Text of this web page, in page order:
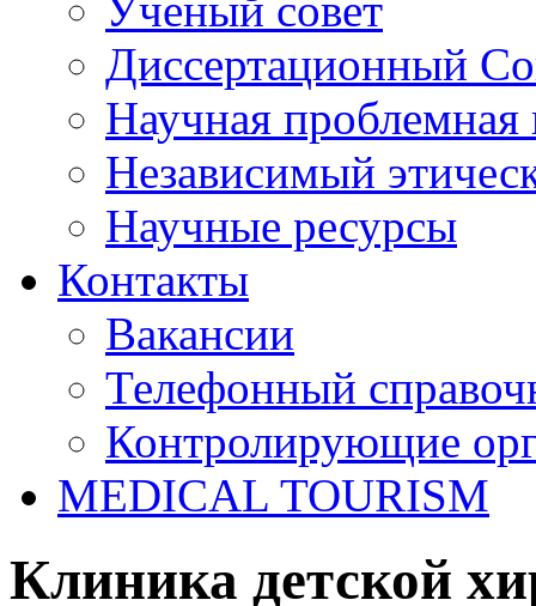
Диссертационный
Научная проблемная
Независимый
Научные ресурсы
Контакты
Вакансии
Телефонный
Контролирующие
MEDICAL TOURISM
Клиника детской